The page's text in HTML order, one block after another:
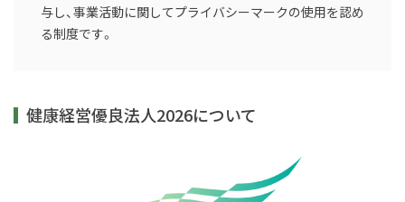
与し、事業活動に関してプライバシーマークの使用を認め
る制度です。
健康経営優良法人2026について